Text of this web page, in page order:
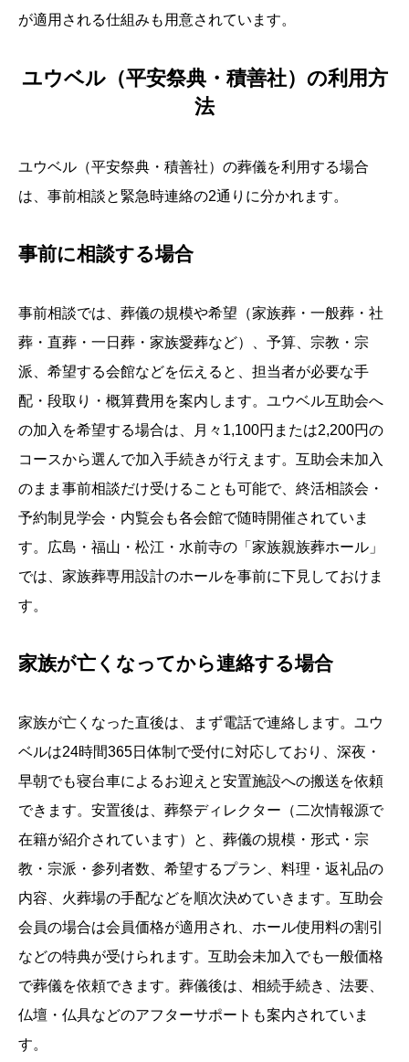
が適用される仕組みも用意されています。
ユウベル（平安祭典・積善社）の利用方
法
ユウベル（平安祭典・積善社）の葬儀を利用する場合
は、事前相談と緊急時連絡の2通りに分かれます。
事前に相談する場合
事前相談では、葬儀の規模や希望（家族葬・一般葬・社
葬・直葬・一日葬・家族愛葬など）、予算、宗教・宗
派、希望する会館などを伝えると、担当者が必要な手
配・段取り・概算費用を案内します。ユウベル互助会へ
の加入を希望する場合は、月々1,100円または2,200円の
コースから選んで加入手続きが行えます。互助会未加入
のまま事前相談だけ受けることも可能で、終活相談会・
予約制見学会・内覧会も各会館で随時開催されていま
す。広島・福山・松江・水前寺の「家族親族葬ホール」
では、家族葬専用設計のホールを事前に下見しておけま
す。
家族が亡くなってから連絡する場合
家族が亡くなった直後は、まず電話で連絡します。ユウ
ベルは24時間365日体制で受付に対応しており、深夜・
早朝でも寝台車によるお迎えと安置施設への搬送を依頼
できます。安置後は、葬祭ディレクター（二次情報源で
在籍が紹介されています）と、葬儀の規模・形式・宗
教・宗派・参列者数、希望するプラン、料理・返礼品の
内容、火葬場の手配などを順次決めていきます。互助会
会員の場合は会員価格が適用され、ホール使用料の割引
などの特典が受けられます。互助会未加入でも一般価格
で葬儀を依頼できます。葬儀後は、相続手続き、法要、
仏壇・仏具などのアフターサポートも案内されていま
す。